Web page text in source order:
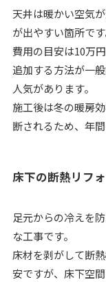
天井は暖かい空気
が出やすい箇所です
費用の目安は10万
追加する方法が一
人気があります。
施工後は冬の暖房
断されるため、年
床下の断熱リフ
足元からの冷えを
な工事です。
床材を剥がして断
安ですが、床下空